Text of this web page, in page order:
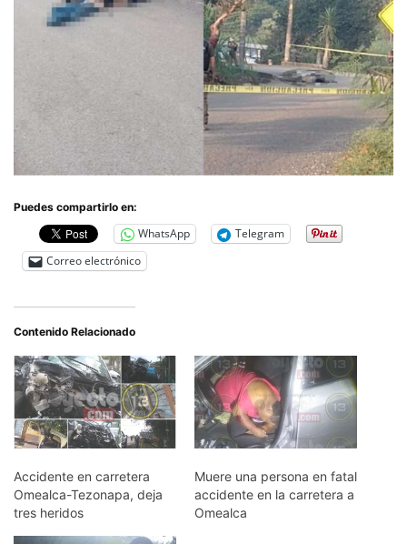
Puedes compartirlo en:
WhatsApp
Telegram
Correo electrónico
Contenido Relacionado
Accidente en carretera
Omealca-Tezonapa, deja
tres heridos
Muere una persona en fatal
accidente en la carretera a
Omealca